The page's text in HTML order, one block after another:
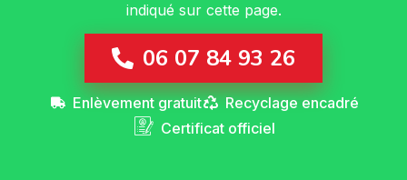
indiqué sur cette page.
06 07 84 93 26
Enlèvement gratuit
Recyclage encadré
Certificat officiel